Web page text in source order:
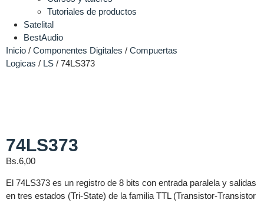
Tutoriales de productos
Satelital
BestAudio
Inicio / Componentes Digitales / Compuertas
Logicas / LS / 74LS373
74LS373
Bs.6,00
El 74LS373 es un registro de 8 bits con entrada paralela y salidas
en tres estados (Tri-State) de la familia TTL (Transistor-Transistor